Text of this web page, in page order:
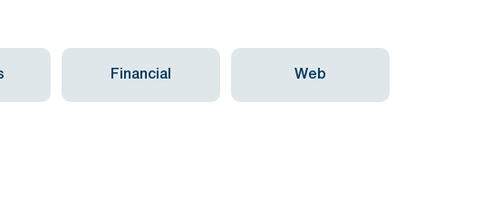
Financial Web